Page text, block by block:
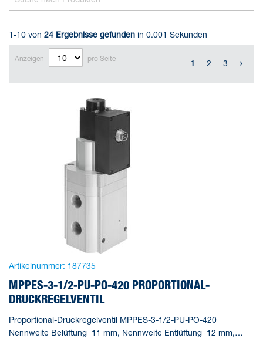
1-10 von 24 Ergebnisse gefunden in 0.001 Sekunden
Anzeigen pro Seite 1 2 3
Artikelnummer: 187735
MPPES-3-1/2-PU-PO-420 PROPORTIONAL-
DRUCKREGELVENTIL
Proportional-Druckregelventil MPPES-3-1/2-PU-PO-420
Nennweite Belüftung=11 mm, Nennweite Entlüftung=12 mm,